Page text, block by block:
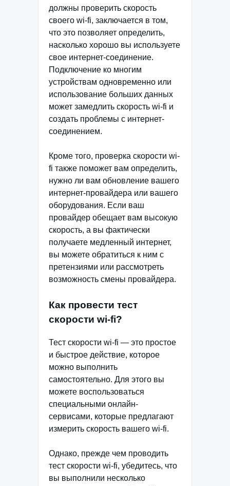
должны проверить скорость
своего wi-fi, заключается в том,
что это позволяет определить,
насколько хорошо вы используете
свое интернет-соединение.
Подключение ко многим
устройствам одновременно или
использование больших данных
может замедлить скорость wi-fi и
создать проблемы с интернет-
соединением.
Кроме того, проверка скорости wi-
fi также поможет вам определить,
нужно ли вам обновление вашего
интернет-провайдера или вашего
оборудования. Если ваш
провайдер обещает вам высокую
скорость, а вы фактически
получаете медленный интернет,
вы можете обратиться к ним с
претензиями или рассмотреть
возможность смены провайдера.
Как провести тест
скорости wi-fi?
Тест скорости wi-fi — это простое
и быстрое действие, которое
можно выполнить
самостоятельно. Для этого вы
можете воспользоваться
специальными онлайн-
сервисами, которые предлагают
измерить скорость вашего wi-fi.
Однако, прежде чем проводить
тест скорости wi-fi, убедитесь, что
вы выполнили несколько